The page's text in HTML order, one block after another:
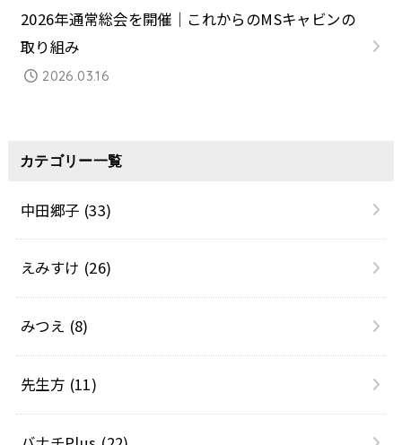
2026年通常総会を開催｜これからのMSキャビンの
取り組み
2026.03.16
カテゴリー一覧
中田郷子 (33)
えみすけ (26)
みつえ (8)
先生方 (11)